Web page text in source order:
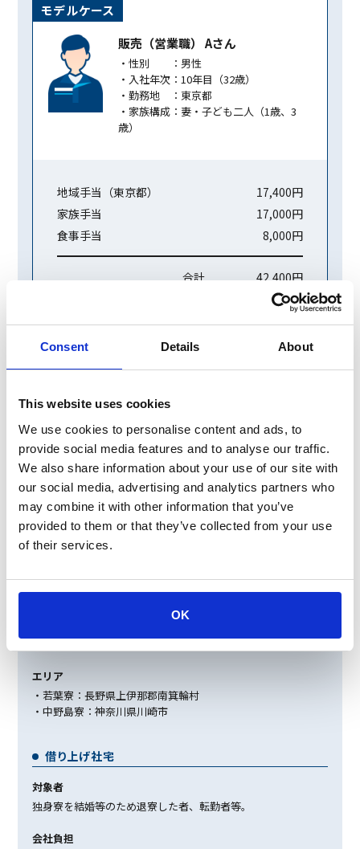
Consent Details About
This website uses cookies
We use cookies to personalise content and ads, to
provide social media features and to analyse our traffic.
We also share information about your use of our site with
our social media, advertising and analytics partners who
may combine it with other information that you’ve
provided to them or that they’ve collected from your use
of their services.
OK
モデルケース
販売（営業職） Aさん
・性別 ：男性
・入社年次：10年目（32歳）
・勤務地 ：東京都
・家族構成：妻・子ども二人（1歳、3
歳）
地域手当（東京都）
17,400円
家族手当
17,000円
食事手当
8,000円
合計 42,400円
独⾝寮、借り上げ社宅制度
以上、公共交通機関を使っての通勤時間が90分以上の社員に対
し適用となります。
独⾝寮
対象者
35歳未満の独⾝者
⼊居期間
寮家賃
エリア
・若葉寮：長野県上伊那郡南箕輪村
・中野島寮：神奈川県川崎市
借り上げ社宅
対象者
独身寮を結婚等のため退寮した者、転勤者等。
会社負担